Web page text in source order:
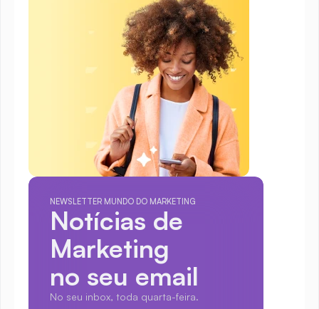
NEWSLETTER MUNDO DO MARKETING
Notícias de
Marketing
no seu email
No seu inbox, toda quarta-feira.